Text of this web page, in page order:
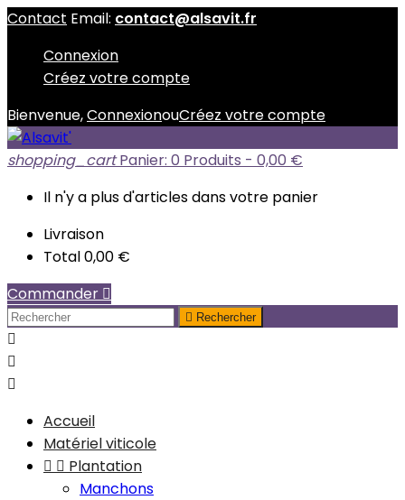
Contact Email: contact@alsavit.fr
Connexion
Créez votre compte
Bienvenue,ConnexionouCréez votre compte
shopping_cart Panier: 0 Produits - 0,00 €
Il n'y a plus d'articles dans votre panier
Livraison
Total0,00 €
Commander 
 Rechercher



Accueil
Matériel viticole
  Plantation
Manchons